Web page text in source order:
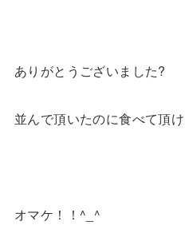
ありがとうございました?
並んで頂いたのに食べて頂
オマケ！！^_^